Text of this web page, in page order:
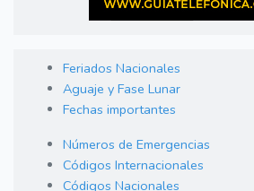
Feriados Nacionales
Aguaje y Fase Lunar
Fechas importantes
Números de Emergencias
Códigos Internacionales
Códigos Nacionales